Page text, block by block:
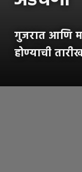
गुजरात आणि
होण्याची